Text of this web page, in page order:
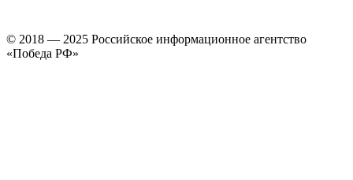
© 2018 — 2025 Российское информационное агентство
«Победа РФ»